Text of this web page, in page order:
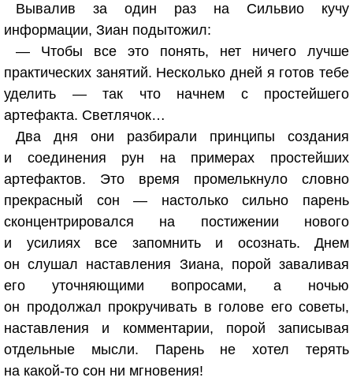
Вывалив за один раз на Сильвио кучу
информации, Зиан подытожил:
— Чтобы все это понять, нет ничего лучше
практических занятий. Несколько дней я готов тебе
уделить — так что начнем с простейшего
артефакта. Светлячок…
Два дня они разбирали принципы создания
и соединения рун на примерах простейших
артефактов. Это время промелькнуло словно
прекрасный сон — настолько сильно парень
сконцентрировался на постижении нового
и усилиях все запомнить и осознать. Днем
он слушал наставления Зиана, порой заваливая
его уточняющими вопросами, а ночью
он продолжал прокручивать в голове его советы,
наставления и комментарии, порой записывая
отдельные мысли. Парень не хотел терять
на какой-то сон ни мгновения!